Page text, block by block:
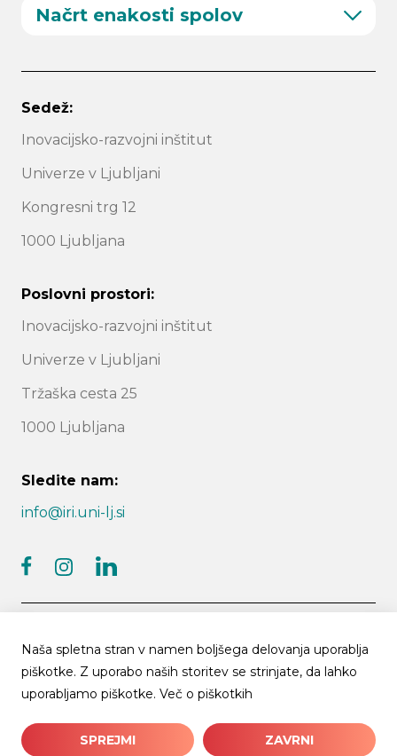
Načrt enakosti spolov
Sedež:
Inovacijsko-razvojni inštitut
Univerze v Ljubljani
Kongresni trg 12
1000 Ljubljana
Poslovni prostori:
Inovacijsko-razvojni inštitut
Univerze v Ljubljani
Tržaška cesta 25
1000 Ljubljana
Sledite nam:
info@iri.uni-lj.si
© 2026 IRI UL | Vse pravice pridržane
Arhiv novic
Piškotki Politika zasebnosti
Naša spletna stran v namen boljšega delovanja uporablja
piškotke. Z uporabo naših storitev se strinjate, da lahko
uporabljamo piškotke. Več o piškotkih
SPREJMI ZAVRNI